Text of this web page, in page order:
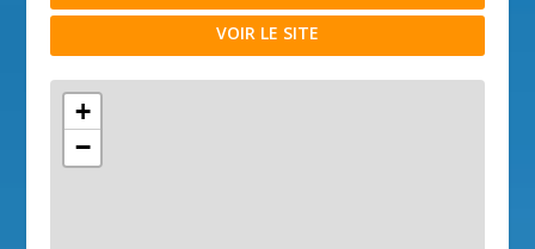
VOIR LE SITE
+
−